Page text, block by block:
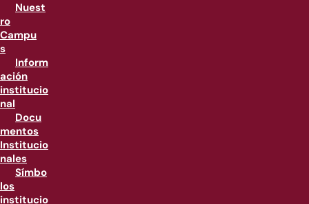
Nuest
ro
Campu
s
Inform
ación
institucio
nal
Docu
mentos
Institucio
nales
Símbo
los
institucio